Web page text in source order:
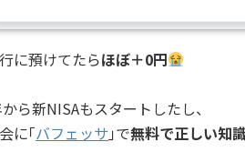
に預けてたらほぼ＋0円
ら新NISAもスタートしたし、
に｢バフェッサ｣で無料で正しい知